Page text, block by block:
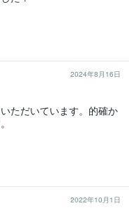
2024年8月16日
ただいています。的確か
2022年10月1日